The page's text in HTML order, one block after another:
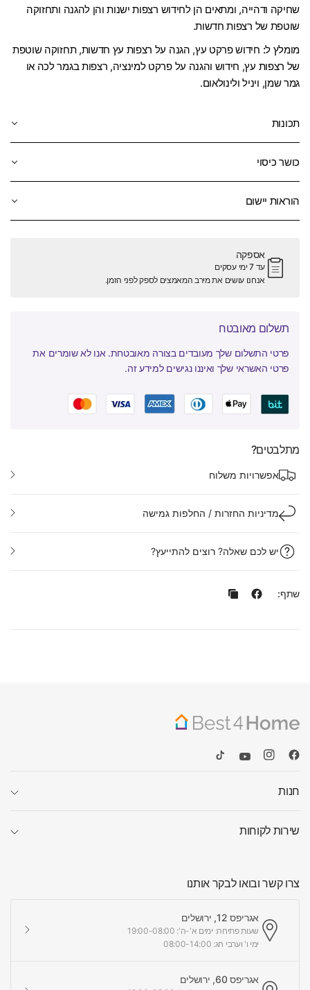
שחיקה ודהייה, ומתאים הן לחידוש רצפות ישנות והן להגנה ותחזוקה
שוטפת של רצפות חדשות.
מומלץ ל: חידוש פרקט עץ, הגנה על רצפות עץ חדשות, תחזוקה שוטפת
של רצפות עץ, חידוש והגנה על פרקט למינציה, רצפות בגמר לכה או
גמר שמן, ויניל ולינולאום.
תכונות
כושר כיסוי
הוראות יישום
אספקה
עד 7 ימי עסקים
אנחנו עושים את מירב המאמצים לספק לפני הזמן.
תשלום מאובטח
פרטי התשלום שלך מעובדים בצורה מאובטחת. אנו לא שומרים את
פרטי האשראי שלך ואיננו נגישים למידע זה.
מתלבטים?
אפשרויות משלוח
מדיניות החזרות / החלפות גמישה
יש לכם שאלה? רוצים להתייעץ?
שתף:
חנות
שירות לקוחות
צרו קשר ובואו לבקר אותנו
אגריפס 12, ירושלים
שעות פתיחה: ימים א'-ה': 19:00-08:00
ימי ו' וערבי חג: 08:00-14:00
אגריפס 60, ירושלים